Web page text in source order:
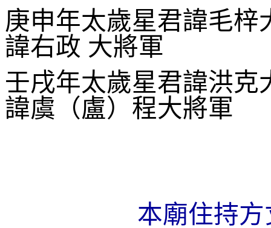
庚申年太歲星君諱毛梓
諱右政 大將軍
壬戌年太歲星君諱洪克
諱虞（盧）程大將軍
本廟住持